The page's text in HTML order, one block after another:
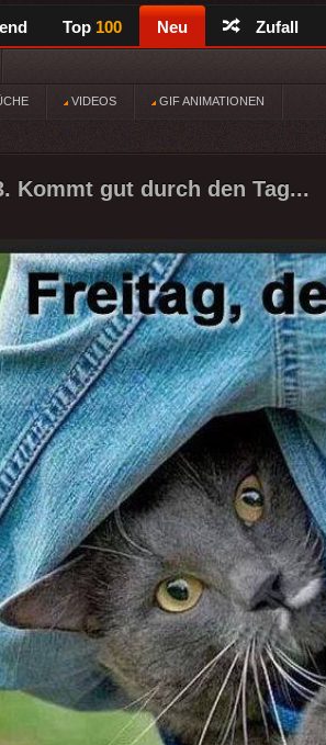
Top 100 Neu Zufall
VIDEOS GIF ANIMATIONEN
Kommt gut durch den Tag...